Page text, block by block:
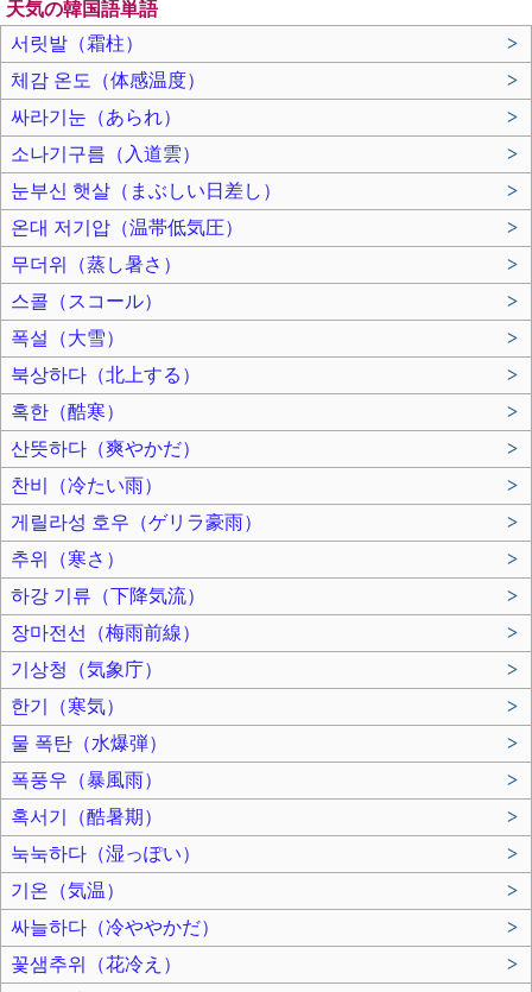
天気の韓国語単語
서릿발（霜柱）
>
체감 온도（体感温度）
>
싸라기눈（あられ）
>
소나기구름（入道雲）
>
눈부신 햇살（まぶしい日差し）
>
온대 저기압（温帯低気圧）
>
무더위（蒸し暑さ）
>
스콜（スコール）
>
폭설（大雪）
>
북상하다（北上する）
>
혹한（酷寒）
>
산뜻하다（爽やかだ）
>
찬비（冷たい雨）
>
게릴라성 호우（ゲリラ豪雨）
>
추위（寒さ）
>
하강 기류（下降気流）
>
장마전선（梅雨前線）
>
기상청（気象庁）
>
한기（寒気）
>
물 폭탄（水爆弾）
>
폭풍우（暴風雨）
>
혹서기（酷暑期）
>
눅눅하다（湿っぽい）
>
기온（気温）
>
싸늘하다（冷ややかだ）
>
꽃샘추위（花冷え）
>